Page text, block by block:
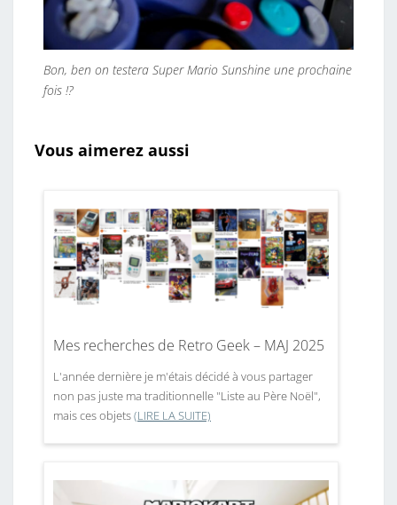
Bon, ben on testera Super Mario Sunshine une prochaine
fois !?
Vous aimerez aussi
Mes recherches de Retro Geek – MAJ 2025
L'année dernière je m'étais décidé à vous partager
non pas juste ma traditionnelle "Liste au Père Noël",
mais ces objets(LIRE LA SUITE)